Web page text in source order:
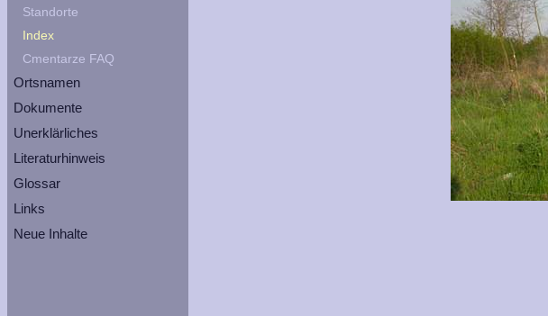
Standorte
Index
Cmentarze FAQ
Ortsnamen
Dokumente
Unerklärliches
Literaturhinweis
Glossar
Links
Neue Inhalte